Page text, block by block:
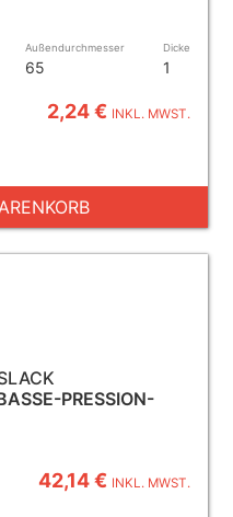
Außendurchmesser
65
Dicke
1
2,24 € INKL. MWST.
PRESSION-
42,14 € INKL. MWST.